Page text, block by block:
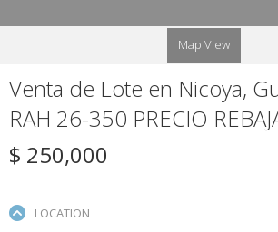
Map View
Venta de Lote en Nicoya,
RAH 26-350 PRECIO
$ 250,000
LOCATION